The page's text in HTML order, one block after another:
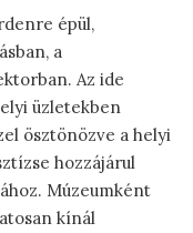
épül,
a
Az ide
üzletekben
ösztönözve a helyi
hozzájárul
Múzeumként
kínál